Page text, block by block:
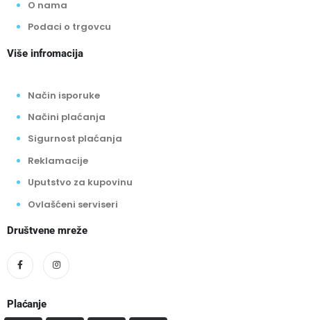
O nama
Podaci o trgovcu
Više infromacija
Način isporuke
Načini plaćanja
Sigurnost plaćanja
Reklamacije
Uputstvo za kupovinu
Ovlašćeni serviseri
Društvene mreže
Plaćanje